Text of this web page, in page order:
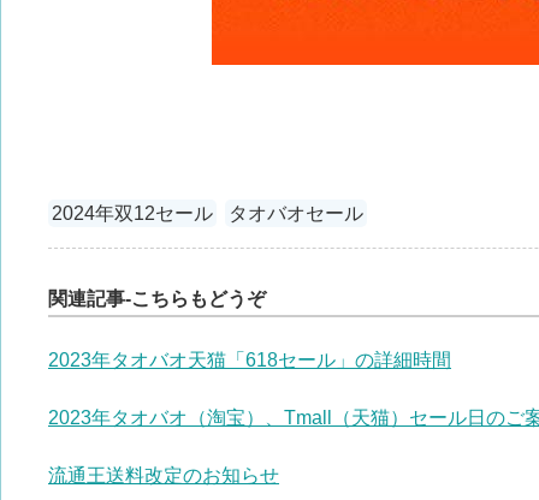
2024年双12セール タオバオセール
関連記事-こちらもどうぞ
2023年タオバオ天猫「618セール」の詳細時間
2023年タオバオ（淘宝）、Tmall（天猫）セール日のご
流通王送料改定のお知らせ